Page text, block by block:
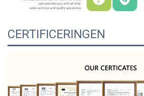
CERTIFICERINGEN